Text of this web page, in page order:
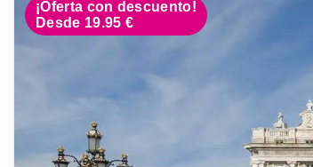
¡Oferta con descuento!
Desde 19.95 €